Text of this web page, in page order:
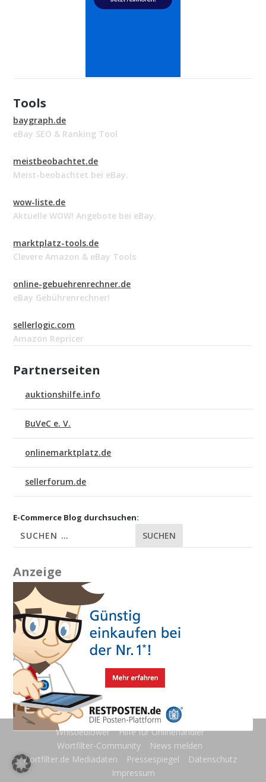
Tools
baygraph.de
eBay SEO & Ranking Tool
meistbeobachtet.de
Meist-beobachtet bei eBay.
wow-liste.de
Aktuelle WOW! Angebote bei eBay.
marktplatz-tools.de
Clevere Amazon & eBay Tools
online-gebuehrenrechner.de
eBay Gebührenrechner!
sellerlogic.com
Amazon Repricer
Partnerseiten
auktionshilfe.info
BuVeC e. V.
onlinemarktplatz.de
sellerforum.de
E-Commerce Blog durchsuchen:
SUCHEN
Anzeige
Whistleblower
Hilfe für Onlinehändler
Wortfilter-Community
News melden
wortfilter.de Mediadaten
Pressespiegel
Datenschutz
Impressum